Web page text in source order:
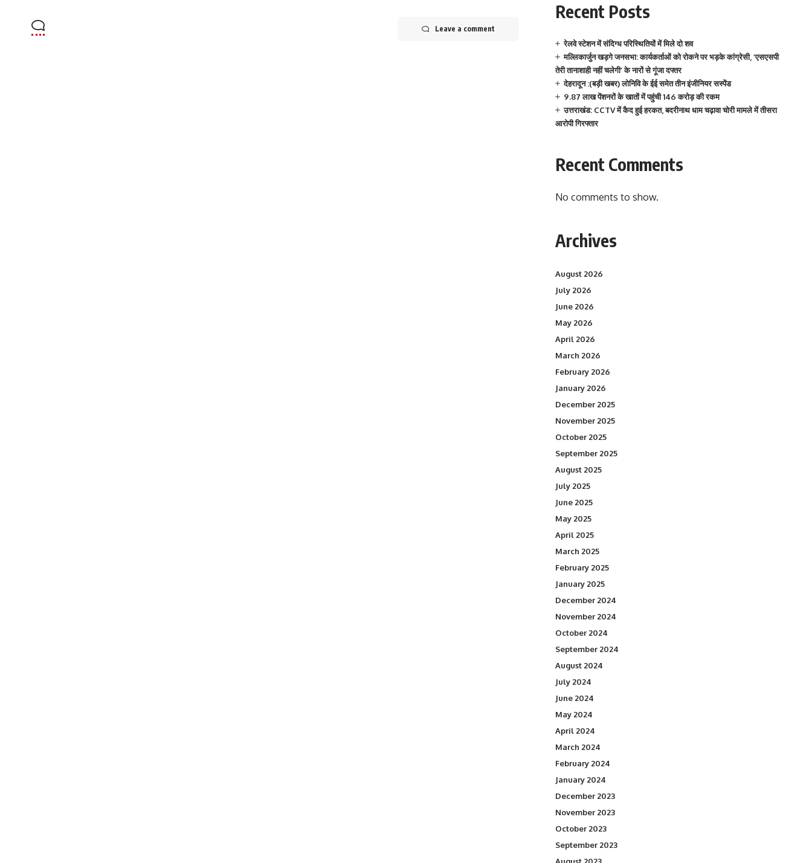
Leave a comment
Recent Posts
रेलवे स्टेशन में संदिग्ध परिस्थितियों में मिले दो शव
मल्लिकार्जुन खड़गे जनसभा: कार्यकर्ताओं को रोकने पर भड़के कांग्रेसी, ‘एसएसपी
तेरी तानाशाही नहीं चलेगी’ के नारों से गूंजा दफ्तर
देहरादून :(बड़ी खबर) लोनिवि के ईई समेत तीन इंजीनियर सस्पेंड
9.87 लाख पेंशनरों के खातों में पहुंची 146 करोड़ की रकम
उत्तराखंड: CCTV में कैद हुई हरकत, बदरीनाथ धाम चढ़ावा चोरी मामले में तीसरा
आरोपी गिरफ्तार
Recent Comments
No comments to show.
Archives
August 2026
July 2026
June 2026
May 2026
April 2026
March 2026
February 2026
January 2026
December 2025
November 2025
October 2025
September 2025
August 2025
July 2025
June 2025
May 2025
April 2025
March 2025
February 2025
January 2025
December 2024
November 2024
October 2024
September 2024
August 2024
July 2024
June 2024
May 2024
April 2024
March 2024
February 2024
January 2024
December 2023
November 2023
October 2023
September 2023